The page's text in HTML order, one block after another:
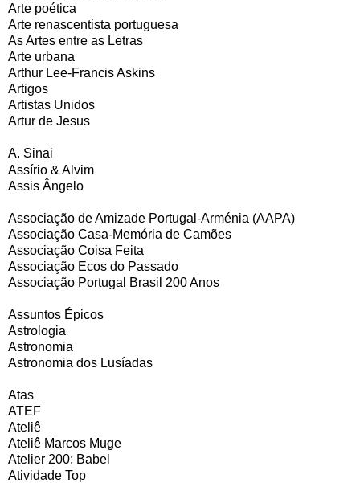
Arte poética
Arte renascentista portuguesa
As Artes entre as Letras
Arte urbana
Arthur Lee-Francis Askins
Artigos
Artistas Unidos
Artur de Jesus
A. Sinai
Assírio & Alvim
Assis Ângelo
Associação de Amizade Portugal-Arménia (AAPA)
Associação Casa-Memória de Camões
Associação Coisa Feita
Associação Ecos do Passado
Associação Portugal Brasil 200 Anos
Assuntos Épicos
Astrologia
Astronomia
Astronomia dos Lusíadas
Atas
ATEF
Ateliê
Ateliê Marcos Muge
Atelier 200: Babel
Atividade Top